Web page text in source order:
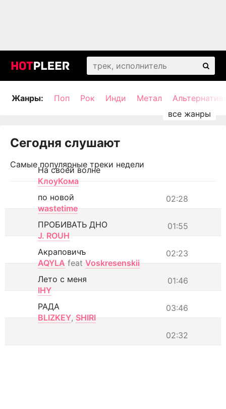
Жанры: Поп Рок Инди Метал
Сегодня слушают
Самые популярные треки недели
На своей волне
КлоуКома
02:28
по новой
wastetime
01:55
ПРОБИВАТЬ ДНО
J. ROUH
02:23
Акраповичъ
AQYLA feat Voskresenskii
01:46
Лето с меня
IHY
03:46
РАДА
BLIZKEY, SHIRI
02:32